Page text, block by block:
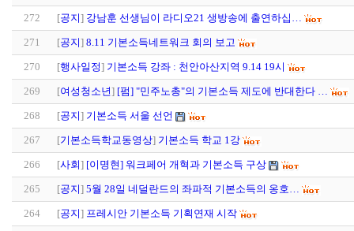
272 [공지] 강남훈 선생님이 라디오21 생방송에 출연하십…
271 [공지] 8.11 기본소득네트워크 회의 보고
270 [행사일정] 기본소득 강좌 : 천안아산지역 9.14 19시
269 [여성청소년] [펌] "민주노총"의 기본소득 제도에 반대한다 …
268 [공지] 기본소득 서울 선언
267 [기본소득학교동영상] 기본소득 학교 1강
266 [사회] [이명현] 워크페어 개혁과 기본소득 구상
265 [공지] 5월 28일 네덜란드의 좌파적 기본소득의 옹호…
264 [공지] 프레시안 기본소득 기획연재 시작